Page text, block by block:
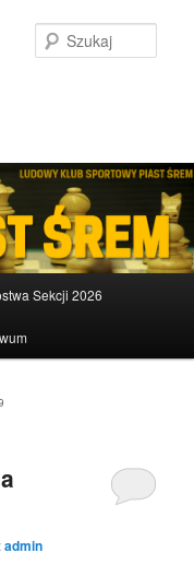
Sekcji 2026
admin